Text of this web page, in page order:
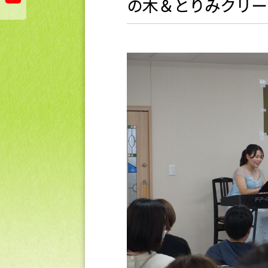
の木＆とりみクリ